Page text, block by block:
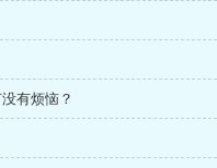
有烦恼？